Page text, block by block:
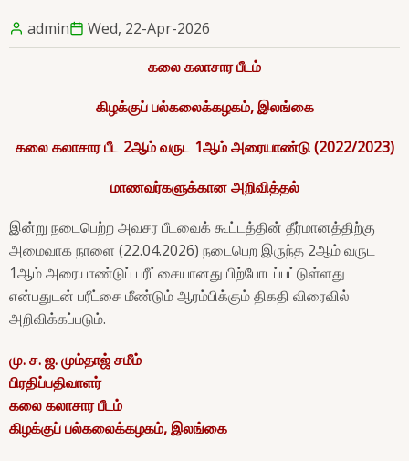
admin
Wed, 22-Apr-2026
கலை கலாசார பீடம்
கிழக்குப் பல்கலைக்கழகம், இலங்கை
கலை கலாசார பீட 2ஆம் வருட 1ஆம் அரையாண்டு (2022/2023)
மாணவர்களுக்கான அறிவித்தல்
இன்று நடைபெற்ற அவசர பீடவைக் கூட்டத்தின் தீர்மானத்திற்கு
அமைவாக நாளை (22.04.2026) நடைபெற இருந்த 2ஆம் வருட
1ஆம் அரையாண்டுப் பரீட்சையானது பிற்போடப்பட்டுள்ளது
என்பதுடன் பரீட்சை மீண்டும் ஆரம்பிக்கும் திகதி விரைவில்
அறிவிக்கப்படும்.
மு. ச. ஜ. மும்தாஜ் சமீம்
பிரதிப்பதிவாளர்
கலை கலாசார பீடம்
கிழக்குப் பல்கலைக்கழகம், இலங்கை